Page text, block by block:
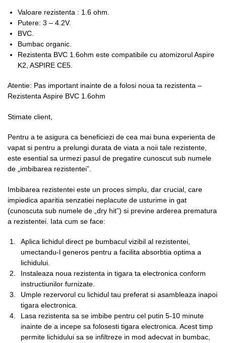
Valoare rezistenta : 1.6 ohm.
Putere: 3 – 4.2V.
BVC.
Bumbac organic.
Rezistenta BVC 1.6ohm este compatibile cu atomizorul Aspire
K2, ASPIRE CE5.
Atentie: Pas important inainte de a folosi noua ta rezistenta –
Rezistenta Aspire BVC 1.6ohm
Stimate client,
Pentru a te asigura ca beneficiezi de cea mai buna experienta de
vapat si pentru a prelungi durata de viata a noii tale rezistente,
este esential sa urmezi pasul de pregatire cunoscut sub numele
de „imbibarea rezistentei”.
Imbibarea rezistentei este un proces simplu, dar crucial, care
impiedica aparitia senzatiei neplacute de usturime in gat
(cunoscuta sub numele de „dry hit”) si previne arderea prematura
a rezistentei. Iata cum se face:
Aplica lichidul direct pe bumbacul vizibil al rezistentei,
umectandu-l generos pentru a facilita absorbtia optima a
lichidului.
Instaleaza noua rezistenta in tigara ta electronica conform
instructiunilor furnizate.
Umple rezervorul cu lichidul tau preferat si asambleaza inapoi
tigara electronica.
Lasa rezistenta sa se imbibe pentru cel putin 5-10 minute
inainte de a incepe sa folosesti tigara electronica. Acest timp
permite lichidului sa se infiltreze in mod adecvat in bumbac,